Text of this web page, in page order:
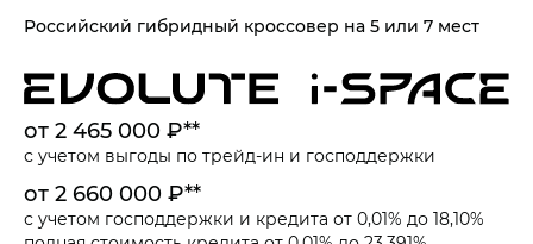
Российский гибридный кроссовер на 5 или 7 мест
от 2 465 000 ₽**
с учетом выгоды по трейд-ин и господдержки
от 2 660 000 ₽**
с учетом господдержки и кредита от 0,01% до 18,10%